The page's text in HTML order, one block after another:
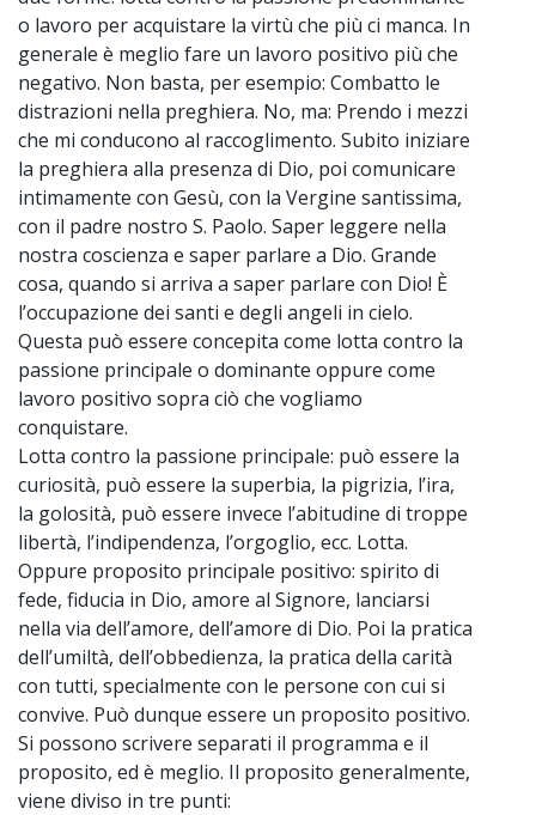
o lavoro per acquistare la virtù che più ci manca. In
generale è meglio fare un lavoro positivo più che
negativo. Non basta, per esempio: Combatto le
distrazioni nella preghiera. No, ma: Prendo i mezzi
che mi conducono al raccoglimento. Subito iniziare
la preghiera alla presenza di Dio, poi comunicare
intimamente con Gesù, con la Vergine santissima,
con il padre nostro S. Paolo. Saper leggere nella
nostra coscienza e saper parlare a Dio. Grande
cosa, quando si arriva a saper parlare con Dio! È
l’occupazione dei santi e degli angeli in cielo.
Questa può essere concepita come lotta contro la
passione principale o dominante oppure come
lavoro positivo sopra ciò che vogliamo
conquistare.
Lotta contro la passione principale: può essere la
curiosità, può essere la superbia, la pigrizia, l’ira,
la golosità, può essere invece l’abitudine di troppe
libertà, l’indipendenza, l’orgoglio, ecc. Lotta.
Oppure proposito principale positivo: spirito di
fede, fiducia in Dio, amore al Signore, lanciarsi
nella via dell’amore, dell’amore di Dio. Poi la pratica
dell’umiltà, dell’obbedienza, la pratica della carità
con tutti, specialmente con le persone con cui si
convive. Può dunque essere un proposito positivo.
Si possono scrivere separati il programma e il
proposito, ed è meglio. Il proposito generalmente,
viene diviso in tre punti: